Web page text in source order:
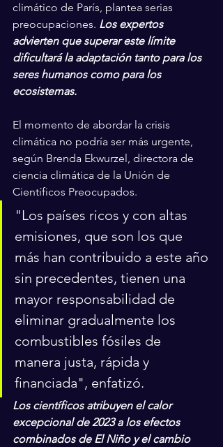
climático de París, plantea serias
preocupaciones. Los expertos
advierten que superar este límite
dificultará la adaptación tanto para los
seres humanos como para los
ecosistemas.
El momento de abordar la crisis
climática no podría ser más urgente,
según Brenda Ekwurzel, directora de
ciencia climática de la Unión de
Científicos Preocupados.
"Los países ricos y con altas
emisiones, que son los que
más han contribuido a este año
sin precedentes, tienen una
mayor responsabilidad de
eliminar gradualmente los
combustibles fósiles de
manera justa, rápida y
financiada", enfatizó.
Los científicos atribuyen el calor
excepcional de 2023 a los efectos
combinados de El Niño y el cambio